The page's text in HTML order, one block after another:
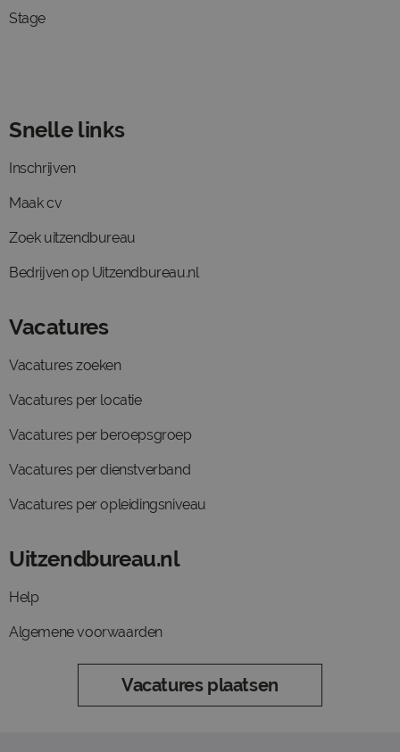
Stage
Snelle links
Inschrijven
Maak cv
Zoek uitzendbureau
Bedrijven op Uitzendbureau.nl
Vacatures
Vacatures zoeken
Vacatures per locatie
Vacatures per beroepsgroep
Vacatures per dienstverband
Vacatures per opleidingsniveau
Uitzendbureau.nl
Help
Algemene voorwaarden
Vacatures plaatsen